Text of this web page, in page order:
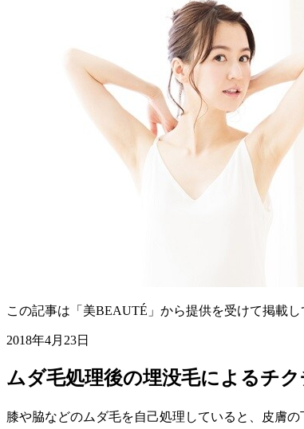
この記事は「美BEAUTÉ」から提供を受けて掲載し
2018年4月23日
ムダ毛処理後の埋没毛によるチ
膝や脇などのムダ毛を自己処理していると、皮膚